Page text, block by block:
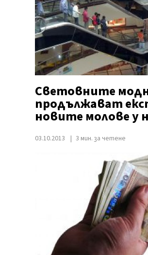
Световните
продължават
новите молове у
03.10.2013 3 мин. за четене